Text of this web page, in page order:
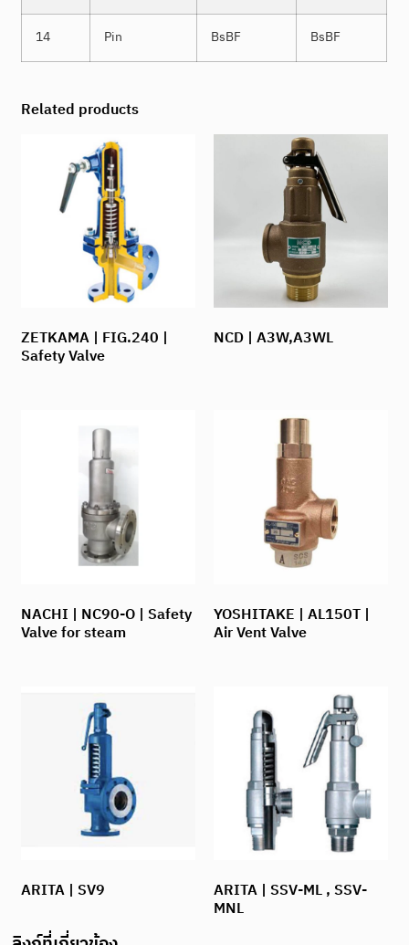
14 Pin BsBF BsBF
Related products
ZETKAMA | FIG.240 |
Safety Valve
NCD | A3W,A3WL
NACHI | NC90-O | Safety
Valve for steam
YOSHITAKE | AL150T |
Air Vent Valve
ARITA | SV9 ARITA | SSV-ML , SSV-
MNL